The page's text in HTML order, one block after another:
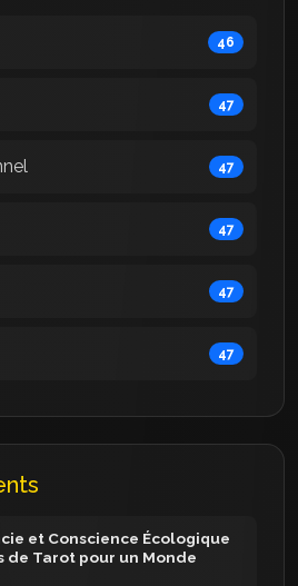
46
47
47
47
47
47
et Conscience Écologique
de Tarot pour un Monde